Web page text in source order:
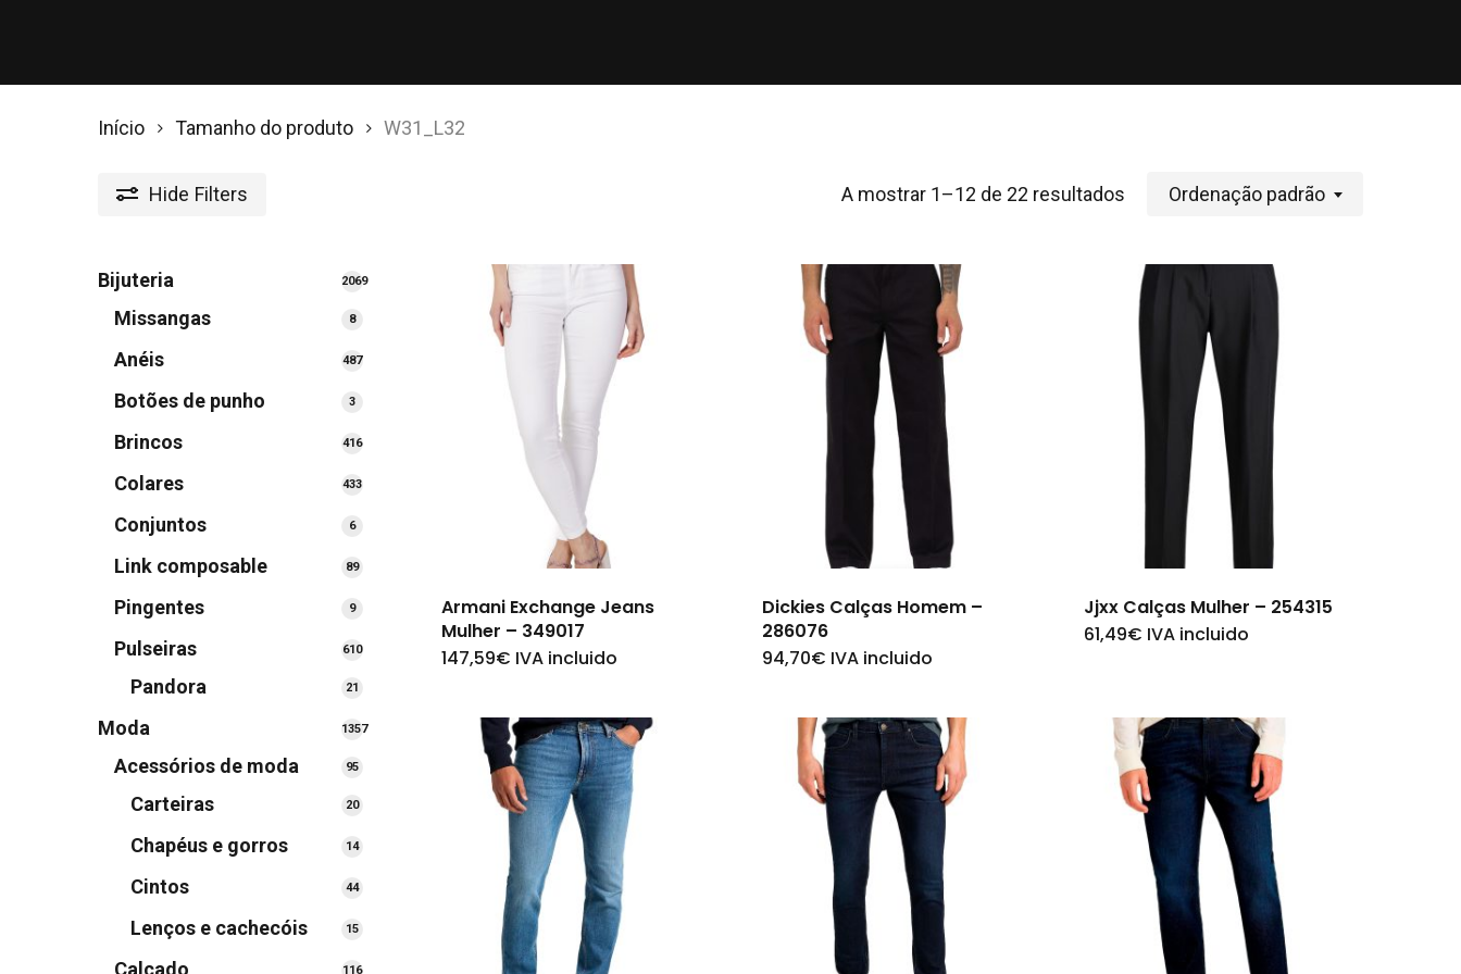
Início Tamanho do produto W31_L32
Hide Filters A mostrar 1–12 de 22 resultados Ordenação padrão
Bijuteria
2069
produtos
Missangas 88
Anéis 487487
Botões de punho 33
Brincos 416416
Colares 433433
Conjuntos 66
Link composable 8989
Pingentes 99
Pulseiras 610610
Pandora 21
Moda
1357
produtos
Acessórios de moda 9595
Carteiras 2020
Chapéus e gorros 1414
Cintos 4444
Lenços e cachecóis 1515
Calçado 116116
Armani Exchange Jeans
Mulher – 349017
147,59€ IVA incluido
This
has
multiple
variants.
The
options
may
Dickies Calças Homem –
286076
94,70€ IVA incluido
This
has
multiple
variants.
The
options
may
be
Jjxx Calças Mulher – 254315
61,49€ IVA incluido
This
multiple
variants.
The
options
may
be
chosen